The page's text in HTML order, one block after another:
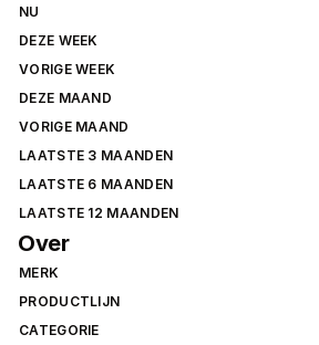
NU
DEZE WEEK
VORIGE WEEK
DEZE MAAND
VORIGE MAAND
LAATSTE 3 MAANDEN
LAATSTE 6 MAANDEN
LAATSTE 12 MAANDEN
Over
MERK
PRODUCTLIJN
CATEGORIE